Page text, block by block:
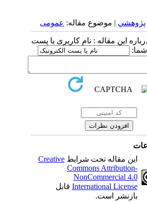
| موضوع مقاله:عمومى
این مقاله : نام کاربری یا پست
این مقاله تحت شرایطCreative
Commons Attribution-
NonCommercial 4.0
International Licenseقابل
بازنشر است.